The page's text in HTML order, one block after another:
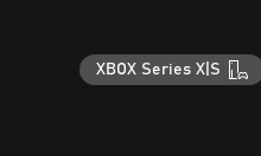
XBOX Series X|S